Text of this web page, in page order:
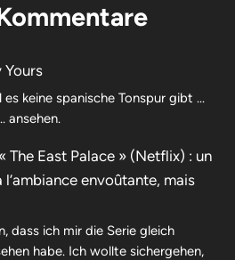
Yours
keine spanische Tonspur gibt …
ansehen.
The East Palace » (Netflix) : un
envoûtante, mais
dass ich mir die Serie gleich
habe. Ich wollte sichergehen,